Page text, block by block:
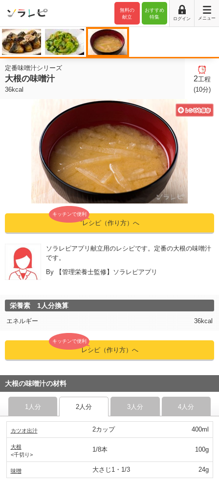
おすすめ
特集
無料の
献立
ログイン メニュー
定番味噌汁シリーズ
大根の味噌汁
36kcal
2工程
(10分)
キッチンで便利
”レシピ（作り方）へ
ソラレピアプリ献立用のレシピです。定番の大根の味噌汁
です。
By
【管理栄養士監修】ソラレピアプリ
栄養素 1人分換算
エネルギー 36kcal
キッチンで便利
レシピ（作り方）へ
大根の味噌汁の材料
1人分 2人分 3人分 4人分
カツオ出汁 2カップ 400ml
大根
<千切り>
1/8本 100g
味噌 大さじ1・1/3 24g